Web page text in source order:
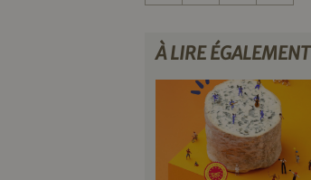
À LIRE ÉGALEMENT